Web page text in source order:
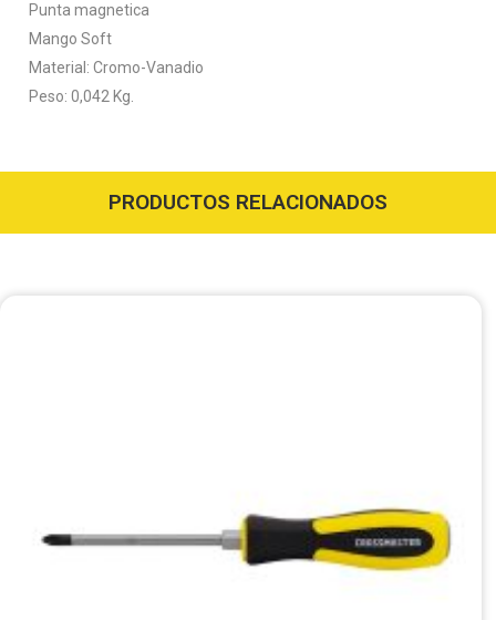
Punta magnetica
Mango Soft
Material: Cromo-Vanadio
Peso: 0,042 Kg.
PRODUCTOS RELACIONADOS